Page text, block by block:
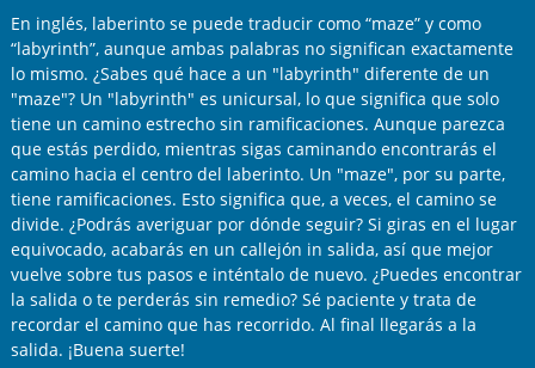
En inglés, laberinto se puede traducir como “maze” y como
“labyrinth”, aunque ambas palabras no significan exactamente
lo mismo. ¿Sabes qué hace a un "labyrinth" diferente de un
"maze"? Un "labyrinth" es unicursal, lo que significa que solo
tiene un camino estrecho sin ramificaciones. Aunque parezca
que estás perdido, mientras sigas caminando encontrarás el
camino hacia el centro del laberinto. Un "maze", por su parte,
tiene ramificaciones. Esto significa que, a veces, el camino se
divide. ¿Podrás averiguar por dónde seguir? Si giras en el lugar
equivocado, acabarás en un callejón in salida, así que mejor
vuelve sobre tus pasos e inténtalo de nuevo. ¿Puedes encontrar
la salida o te perderás sin remedio? Sé paciente y trata de
recordar el camino que has recorrido. Al final llegarás a la
salida. ¡Buena suerte!